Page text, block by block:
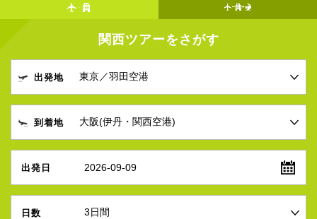
関西ツアーをさがす
出発地
到着地
出発日 2026-09-09
日数